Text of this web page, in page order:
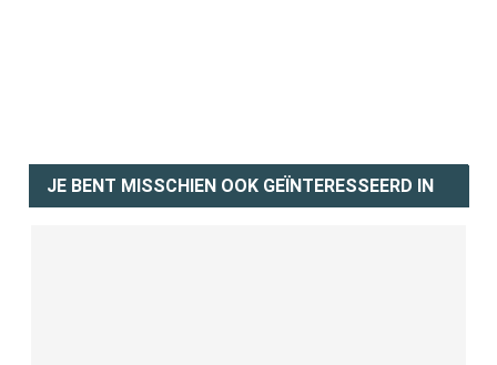
JE BENT MISSCHIEN OOK GEÏNTERESSEERD IN